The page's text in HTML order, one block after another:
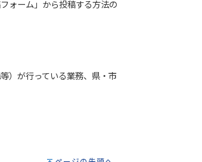
ォーム」から投稿する方法の
）が行っている業務、県・市